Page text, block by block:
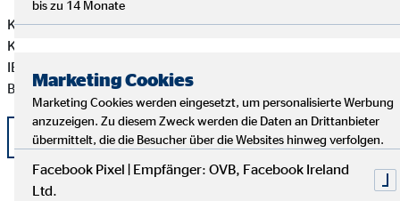
Kontoinhaber: Stiftung Villa Kunterbunt
Kreissparkasse
IBAN: DE87 3705 0299 0000 1588 00
BIC: COKS DE 33
zurück
bis zu 14 Monate
Marketing Cookies
Marketing Cookies werden eingesetzt, um personalisierte Werbung
anzuzeigen. Zu diesem Zweck werden die Daten an Drittanbieter
übermittelt, die die Besucher über die Websites hinweg verfolgen.
Facebook Pixel | Empfänger: OVB, Facebook Ireland
Ltd.